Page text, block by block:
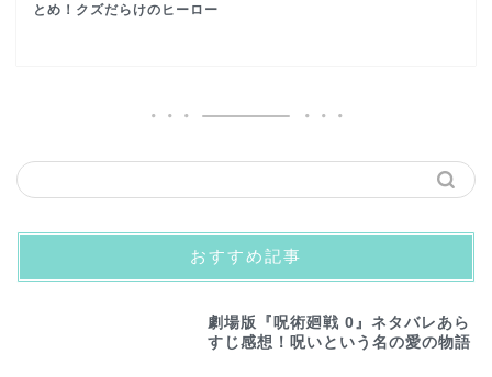
とめ！クズだらけのヒーロー
おすすめ記事
劇場版『呪術廻戦 0』ネタバレあら
すじ感想！呪いという名の愛の物語